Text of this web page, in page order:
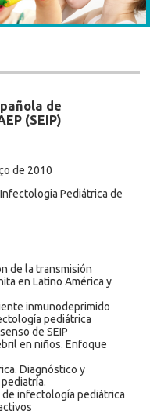
de
(SEIP)
de 2010
Pediátrica de
de la transmisión
en Latino América y
inmunodeprimido
pediátrica
de SEIP
en niños. Enfoque
Diagnóstico y
infectología pediátrica